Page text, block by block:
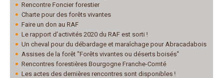
Rencontre Foncier forestier
Charte pour des forêts vivantes
Faire un don au RAF
Le rapport d’activités 2020 du RAF est sorti !
Un cheval pour du débardage et maraîchage pour Abracadabois
Assises de la forêt "Forêts vivantes ou déserts boisés"
Rencontres forestières Bourgogne Franche-Comté
Les actes des dernières rencontres sont disponibles !